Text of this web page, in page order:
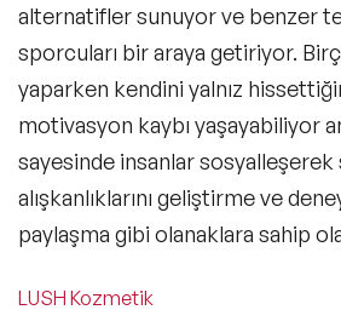
alternatifler sunuyor ve benzer
sporcuları bir araya getiriyor.
yaparken kendini yalnız
motivasyon kaybı yaşayabiliyor
sayesinde insanlar
alışkanlıklarını geliştirme ve
paylaşma gibi olanaklara sahip
LUSH Kozmetik